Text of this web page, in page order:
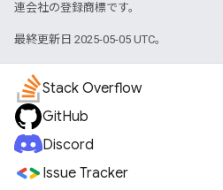
連会社の登録商標です。
最終更新日 2025-05-05 UTC。
Stack Overflow
GitHub
Discord
Issue Tracker